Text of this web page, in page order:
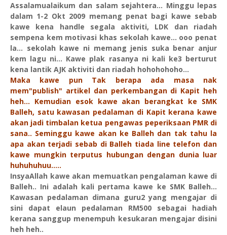
Assalamualaikum dan salam sejahtera... Minggu lepas
dalam 1-2 Okt 2009 memang penat bagi kawe sebab
kawe kena handle segala aktiviti, LDK dan riadah
sempena kem motivasi khas sekolah kawe... ooo penat
la... sekolah kawe ni memang jenis suka benar anjur
kem lagu ni... Kawe plak rasanya ni kali ke3 berturut
kena lantik AJK aktiviti dan riadah hohohohoho...
Maka kawe pun Tak berapa ada masa nak
mem"publish" artikel dan perkembangan di Kapit heh
heh... Kemudian esok kawe akan berangkat ke SMK
Balleh, satu kawasan pedalaman di Kapit kerana kawe
akan jadi timbalan ketua pengawas peperiksaan PMR di
sana.. Seminggu kawe akan ke Balleh dan tak tahu la
apa akan terjadi sebab di Balleh tiada line telefon dan
kawe mungkin terputus hubungan dengan dunia luar
huhuhuhuu.....
InsyaAllah kawe akan memuatkan pengalaman kawe di
Balleh.. Ini adalah kali pertama kawe ke SMK Balleh...
Kawasan pedalaman dimana guru2 yang mengajar di
sini dapat elaun pedalaman RM500 sebagai hadiah
kerana sanggup menempuh kesukaran mengajar disini
heh heh..